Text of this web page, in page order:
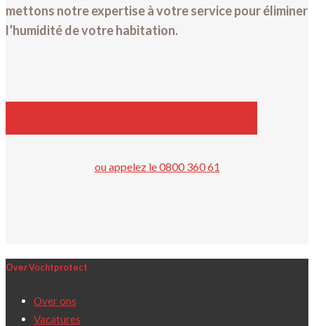
mettons notre expertise à votre service pour éliminer
l’humidité de votre habitation.
ou appelez le 0800 360 61
Over Vochtprotect
Over ons
Vacatures